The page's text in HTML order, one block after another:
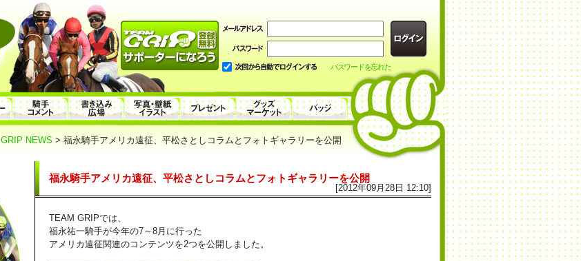
パスワードを忘れた
GRIP NEWS > 福永騎手アメリカ遠征、平松さとしコラムとフォトギャラリーを公開
福永騎手アメリカ遠征、平松さとしコラムとフォトギャラリーを公開
[2012年09月28日 12:10]
TEAM GRIPでは、
福永祐一騎手が今年の7～8月に行った
アメリカ遠征関連のコンテンツを2つを公開しました。